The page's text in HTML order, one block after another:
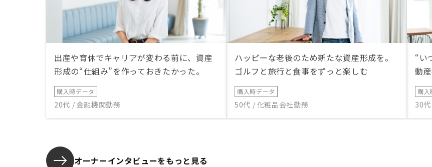
出産や育休でキャリアが変わる前に、資産
形成の“仕組み”を作っておきたかった。
購入時データ
20代 / 金融機関勤務
ハッピーな老後のため新たな資産形成を。
ゴルフと旅行と食事をずっと楽しむ
購入時データ
50代 / 化粧品会社勤務
“い
動
購入
30
オーナーインタビューをもっと見る